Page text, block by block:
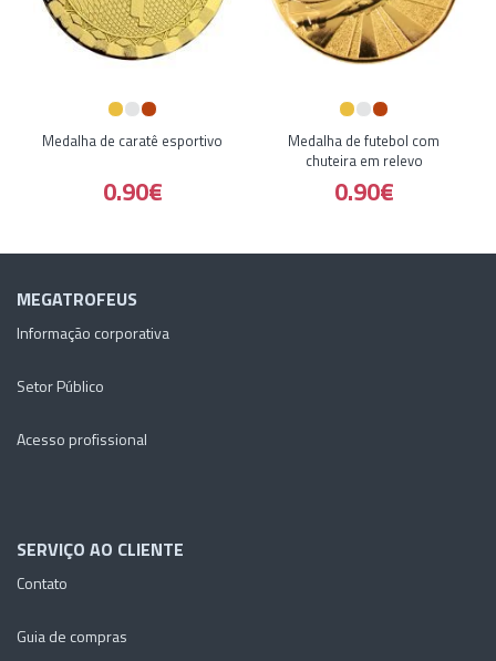
Medalha de caratê esportivo
0.90€
Medalha de futebol com
chuteira em relevo
0.90€
MEGATROFEUS
Informação corporativa
Setor Público
Acesso profissional
SERVIÇO AO CLIENTE
Contato
Guia de compras